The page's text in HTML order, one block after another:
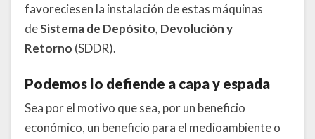
favoreciesen la instalación de estas máquinas
deSistema de Depósito, Devolución y
Retorno (SDDR).
Podemos lo defiende a capa y espada
Sea por el motivo que sea, por un beneficio
económico, un beneficio para el medioambiente o